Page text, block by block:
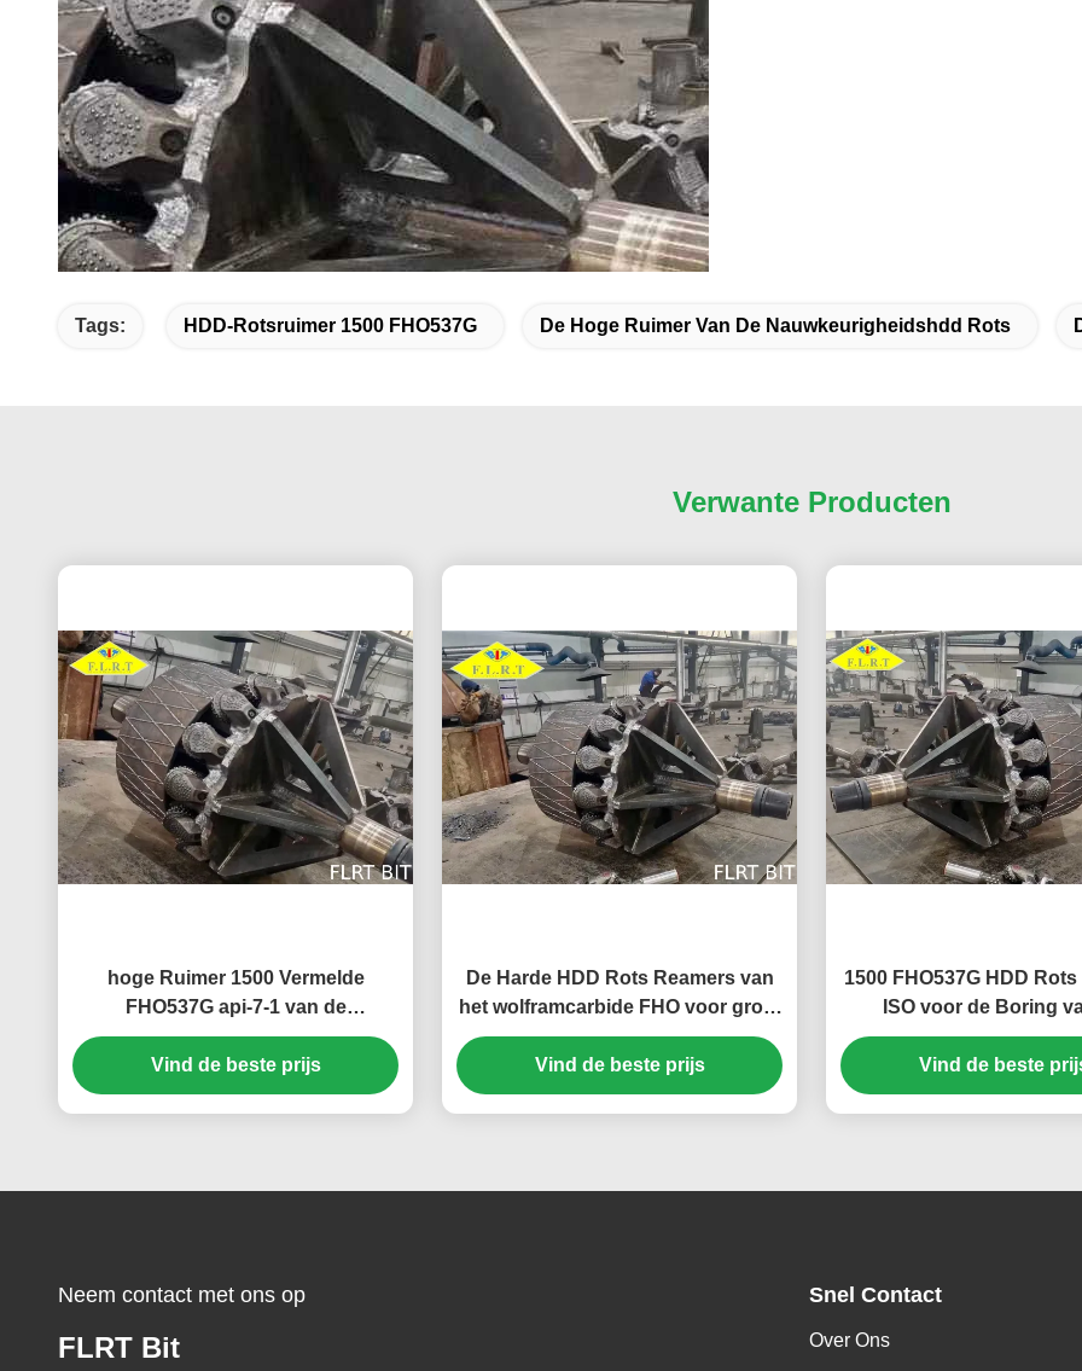
Tags: HDD-Rotsruimer 1500 FHO537G De Hoge Ruimer Van De Nauwkeurigheidshdd Rots
Verwante Producten
hoge Ruimer 1500 Vermelde
FHO537G api-7-1 van de
nauwkeurigheidshdd Rots
Vind de beste prijs
De Harde HDD Rots Reamers van
het wolframcarbide FHO voor grote
grootte goed
Vind de beste prijs
1500 FHO537G HDD
ISO voor de Boring
Gatenopener
Vind de beste
Neem contact met ons op
FLRT Bit
Snel Contact
Over Ons